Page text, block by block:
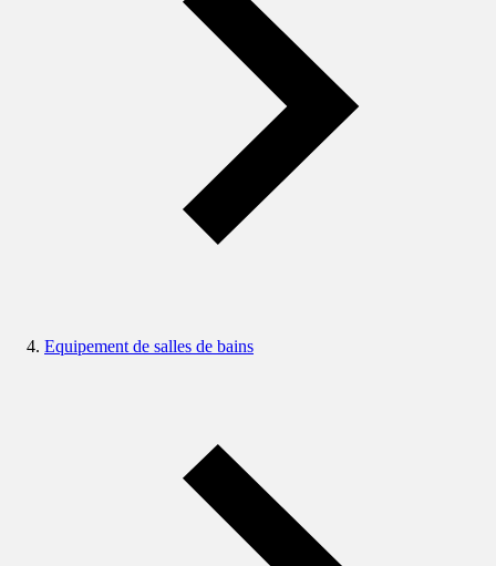
Equipement de salles de bains